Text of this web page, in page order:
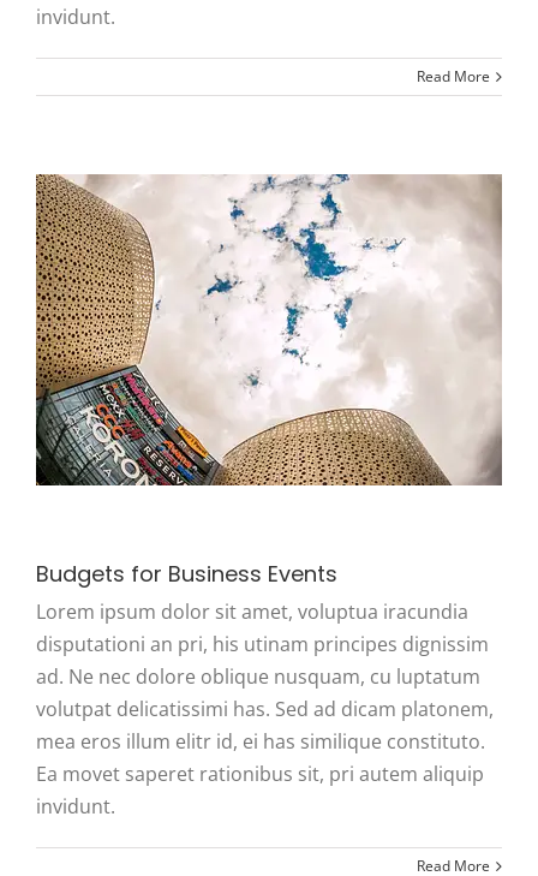
invidunt.
Read More
Budgets for Business Events
Lorem ipsum dolor sit amet, voluptua iracundia
disputationi an pri, his utinam principes dignissim
ad. Ne nec dolore oblique nusquam, cu luptatum
volutpat delicatissimi has. Sed ad dicam platonem,
mea eros illum elitr id, ei has similique constituto.
Ea movet saperet rationibus sit, pri autem aliquip
invidunt.
Read More